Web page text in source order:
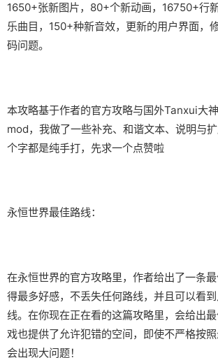
1650+张新图片，80+个新动画，16750+行
乐曲目，150+种新音效，更新的用户界面，
码问题。
本攻略基于作者的官方攻略与国外Tanxui大
mod，我做了一些补充、和谐文本、说明与
个字都是纯手打，先求一个点赞啦
永恒世界最佳路线：
在永恒世界的官方攻略里，作者给出了一条
得最多好感，不丢失任何路线，并且可以看
线。在你现在正在看的这篇攻略里，会给出
戏也提供了允许犯错的空间，即使不严格按
会出现大问题！